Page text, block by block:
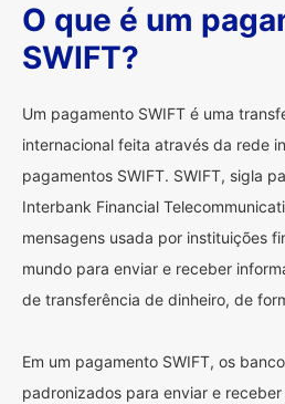
O que é um
SWIFT?
Um pagamento SWIFT é uma
internacional feita através da rede
pagamentos SWIFT. SWIFT, sigla
Interbank Financial
mensagens usada por instituições
mundo para enviar e receber
de transferência de dinheiro, de
Em um pagamento SWIFT, os
padronizados para enviar e